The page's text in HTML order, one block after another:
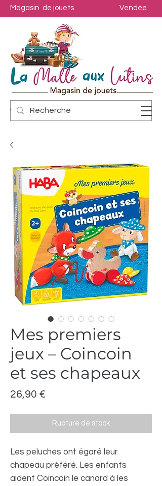
Magasin de jouets Vendée
Mes premiers
jeux – Coincoin
et ses chapeaux
26,90 €
Rupture de stock
Les peluches ont égaré leur
chapeau préféré. Les enfants
aident Coincoin le canard à les